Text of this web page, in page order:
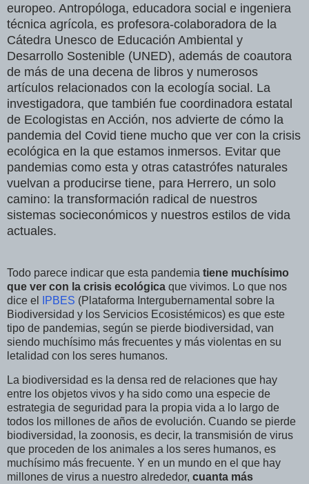
europeo. Antropóloga, educadora social e ingeniera
técnica agrícola, es profesora-colaboradora de la
Cátedra Unesco de Educación Ambiental y
Desarrollo Sostenible (UNED), además de coautora
de más de una decena de libros y numerosos
artículos relacionados con la ecología social. La
investigadora, que también fue coordinadora estatal
de Ecologistas en Acción, nos advierte de cómo la
pandemia del Covid tiene mucho que ver con la crisis
ecológica en la que estamos inmersos. Evitar que
pandemias como esta y otras catastrófes naturales
vuelvan a producirse tiene, para Herrero, un solo
camino: la transformación radical de nuestros
sistemas socieconómicos y nuestros estilos de vida
actuales.
Todo parece indicar que esta pandemia tiene muchísimo
que ver con la crisis ecológica que vivimos. Lo que nos
dice el
IPBES (Plataforma Intergubernamental sobre la
Biodiversidad y los Servicios Ecosistémicos) es que este
tipo de pandemias, según se pierde biodiversidad, van
siendo muchísimo más frecuentes y más violentas en su
letalidad con los seres humanos.
La biodiversidad es la densa red de relaciones que hay
entre los objetos vivos y ha sido como una especie de
estrategia de seguridad para la propia vida a lo largo de
todos los millones de años de evolución. Cuando se pierde
biodiversidad, la zoonosis, es decir, la transmisión de virus
que proceden de los animales a los seres humanos, es
muchísimo más frecuente. Y en un mundo en el que hay
millones de virus a nuestro alrededor, cuanta más